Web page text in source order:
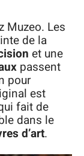
Muzeo. Les
de la
et une
passent
pour
est
fait de
dans le
d’art.